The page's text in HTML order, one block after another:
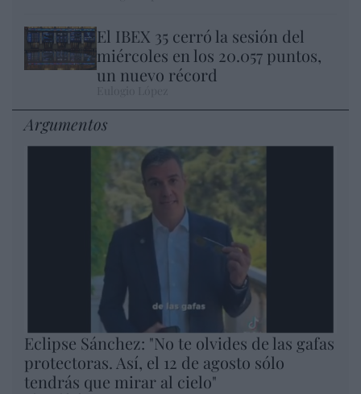
El IBEX 35 cerró la sesión del
miércoles en los 20.057 puntos,
un nuevo récord
Argumentos
Eclipse Sánchez: "No te olvides de las gafas
protectoras. Así, el 12 de agosto sólo
tendrás que mirar al cielo"